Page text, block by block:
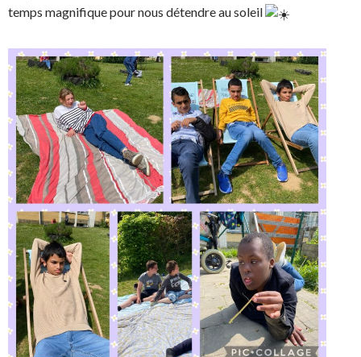
temps magnifique pour nous détendre au soleil